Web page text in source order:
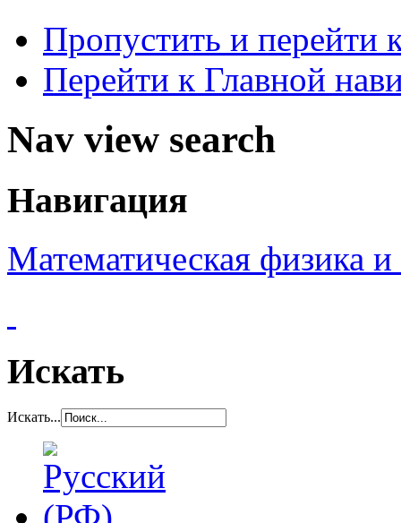
Пропустить и перейти
Перейти к Главной
Nav view search
Навигация
Математическая физика
Искать
Искать...